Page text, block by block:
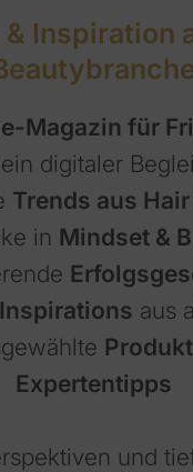
Inspiration
Magazin für
digitaler
Trends aus
in Mindset &
aus
Expertentipps
und